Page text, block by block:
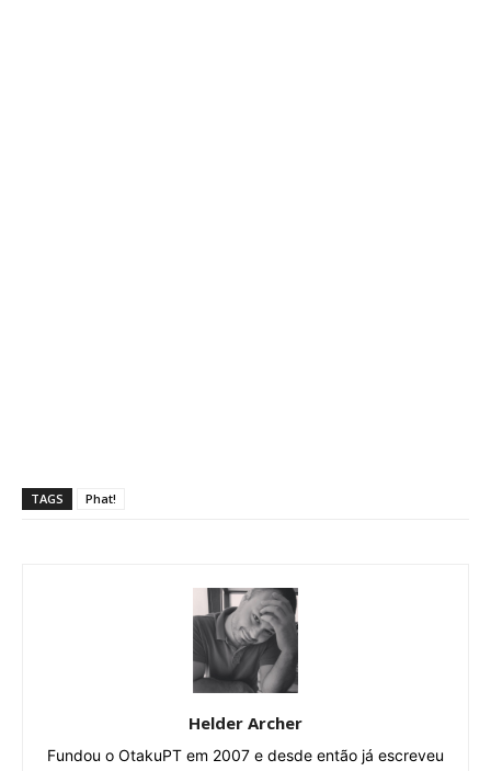
TAGS Phat!
Helder Archer
Fundou o OtakuPT em 2007 e desde então já escreveu